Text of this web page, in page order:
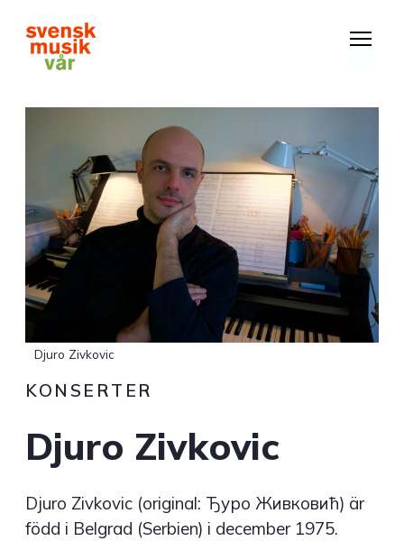
huvudinnehåll
Djuro Zivkovic
KONSERTER
Djuro Zivkovic
Djuro Zivkovic (original: Ђуро Живковић) är
född i Belgrad (Serbien) i december 1975.